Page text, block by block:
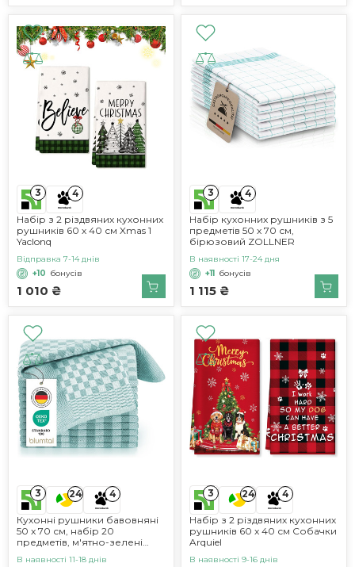
3 4
Набір з 2 різдвяних кухонних
рушників 60 х 40 см Xmas 1
Yaclonq
1 010 ₴
Відправка 7-14 днів
+10 бонусів
3 4
Набір кухонних рушників з 5
предметів 50 x 70 см,
бірюзовий ZOLLNER
1 115 ₴
В наявності 17-24 дня
+11
бонусів
3 24 4
Кухонні рушники бавовняні
50 x 70 см, набір 20
предметів, м'ятно-зелені
В наявності 11-18 днів
3 24 4
Набір з 2 різдвяних кухонних
рушників 60 x 40 см Собачки
Arquiel
В наявності 9-16 днів